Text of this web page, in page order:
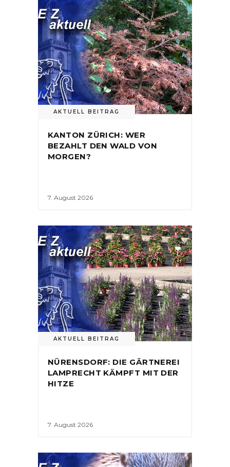
AKTUELL BEITRAG
KANTON ZÜRICH: WER
BEZAHLT DEN WALD VON
MORGEN?
7. August 2026
AKTUELL BEITRAG
NÜRENSDORF: DIE GÄRTNEREI
LAMPRECHT KÄMPFT MIT DER
HITZE
7. August 2026